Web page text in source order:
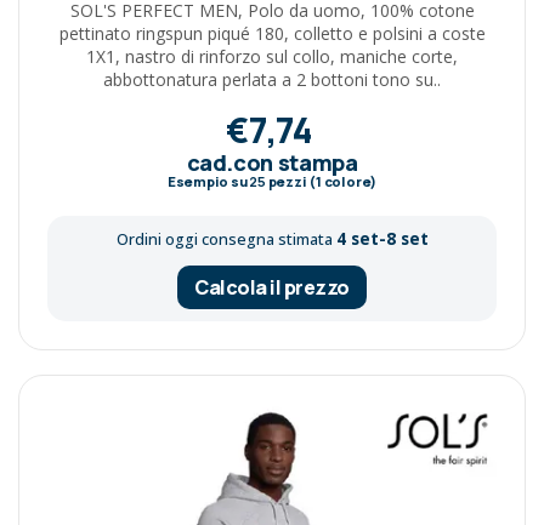
SOL'S PERFECT MEN, Polo da uomo, 100% cotone
pettinato ringspun piqué 180, colletto e polsini a coste
1X1, nastro di rinforzo sul collo, maniche corte,
abbottonatura perlata a 2 bottoni tono su..
€7,74
cad.con stampa
Esempio su25 pezzi (1 colore)
Ordini oggi consegna stimata 4 set-8 set
Calcola il prezzo